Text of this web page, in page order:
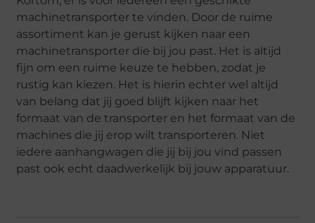
machinetransporter te vinden. Door de ruime
assortiment kan je gerust kijken naar een
machinetransporter die bij jou past. Het is altijd
fijn om een ruime keuze te hebben, zodat je
rustig kan kiezen. Het is hierin echter wel altijd
van belang dat jij goed blijft kijken naar het
formaat van de transporter en het formaat van de
machines die jij erop wilt transporteren. Niet
iedere aanhangwagen die jij bij jou vind passen
past ook echt daadwerkelijk bij jouw apparatuur.